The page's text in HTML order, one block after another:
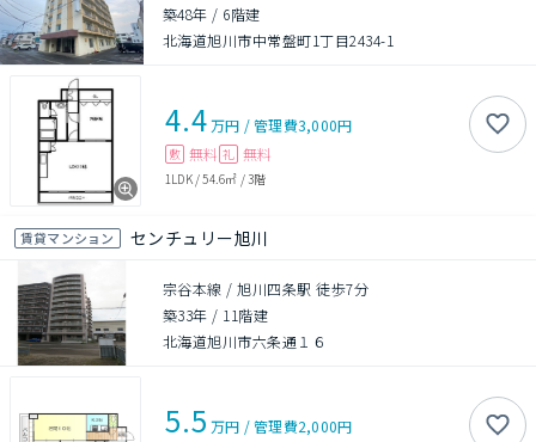
築48年 / 6階建
北海道旭川市中常盤町1丁目2434-1
4.4万円 /管理費3,000円
敷 無料 礼 無料
1LDK/54.6㎡ /3階
賃貸マンション センチュリー旭川
宗谷本線 / 旭川四条駅 徒歩7分
築33年 / 11階建
北海道旭川市六条通１６
5.5 万円 /管理費2,000円